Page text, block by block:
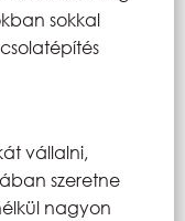
sokkal
vállalni,
szeretne
nagyon